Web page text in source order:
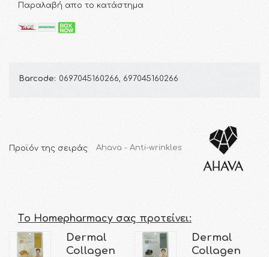
Παραλαβή απο το κατάστημα
Barcode: 0697045160266, 697045160266
Προϊόν της σειράς Ahava - Anti-wrinkles
Τo Homepharmacy σας προτείνει:
Dermal
Collagen
Dermal
Collagen